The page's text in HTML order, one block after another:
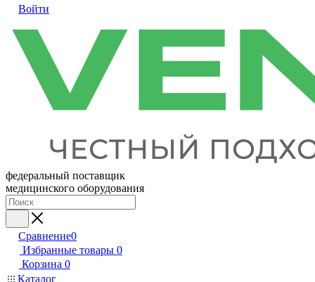
Войти
федеральный поставщик
медицинского оборудования
Сравнение0
Избранные товары 0
Корзина 0
Каталог